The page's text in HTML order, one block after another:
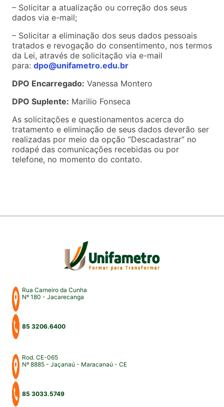
– Solicitar a atualização ou correção dos seus
dados via e-mail;
– Solicitar a eliminação dos seus dados pessoais
tratados e revogação do consentimento, nos termos
da Lei, através de solicitação via e-mail
para: dpo@unifametro.edu.br
DPO Encarregado: Vanessa Montero
DPO Suplente: Marilio Fonseca
As solicitações e questionamentos acerca do
tratamento e eliminação de seus dados deverão ser
realizadas por meio da opção “Descadastrar” no
rodapé das comunicações recebidas ou por
telefone, no momento do contato.
Rua Carneiro da Cunha
Nº 180 - Jacarecanga
85 3206.6400
Rod. CE-065
Nº 8885 - Jaçanaú - Maracanaú - CE
85 3033.5749